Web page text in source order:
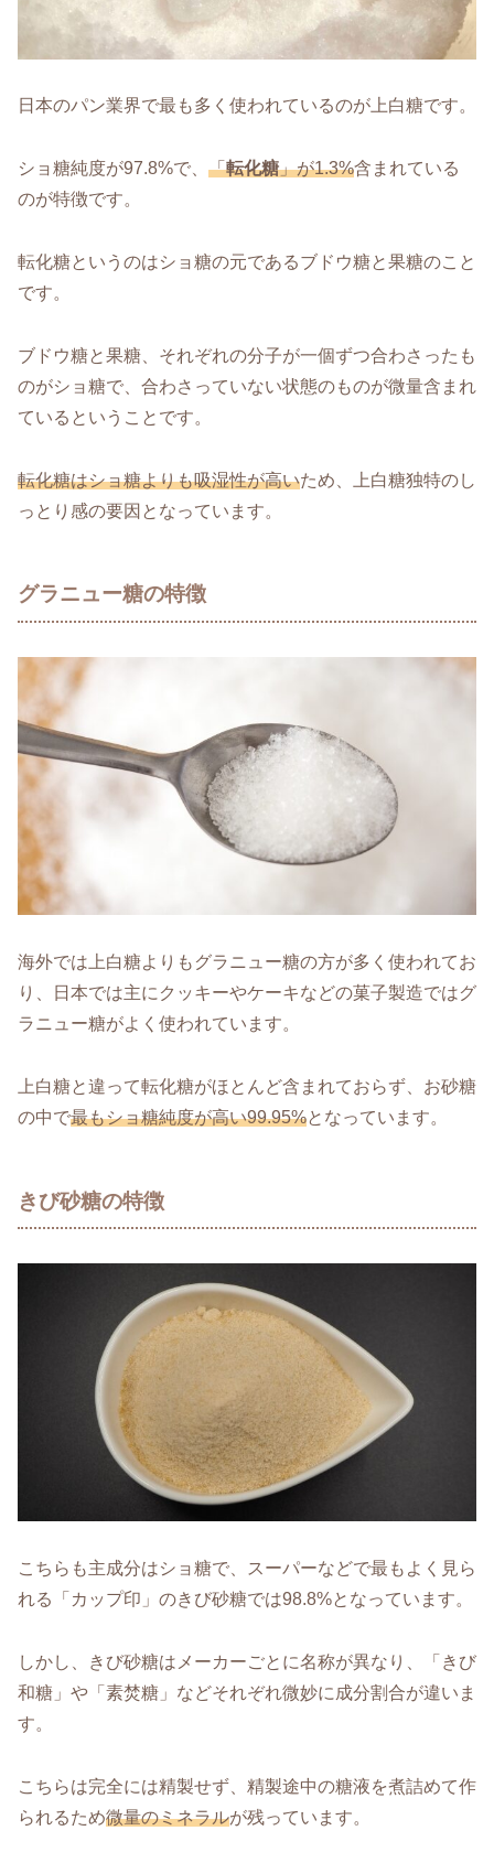
日本のパン業界で最も多く使われているのが上白糖です。
ショ糖純度が97.8%で、 「転化糖」が1.3%含まれている
のが特徴です。
転化糖というのはショ糖の元であるブドウ糖と果糖のこと
です。
ブドウ糖と果糖、それぞれの分子が一個ずつ合わさったも
のがショ糖で、合わさっていない状態のものが微量含まれ
ているということです。
転化糖はショ糖よりも吸湿性が高いため、上白糖独特のし
っとり感の要因となっています。
グラニュー糖の特徴
海外では上白糖よりもグラニュー糖の方が多く使われてお
り、日本では主にクッキーやケーキなどの菓子製造ではグ
ラニュー糖がよく使われています。
上白糖と違って転化糖がほとんど含まれておらず、お砂糖
の中で最もショ糖純度が高い99.95%となっています。
きび砂糖の特徴
こちらも主成分はショ糖で、スーパーなどで最もよく見ら
れる「カップ印」のきび砂糖では98.8%となっています。
しかし、きび砂糖はメーカーごとに名称が異なり、「きび
和糖」や「素焚糖」などそれぞれ微妙に成分割合が違いま
す。
こちらは完全には精製せず、精製途中の糖液を煮詰めて作
られるため微量のミネラルが残っています。